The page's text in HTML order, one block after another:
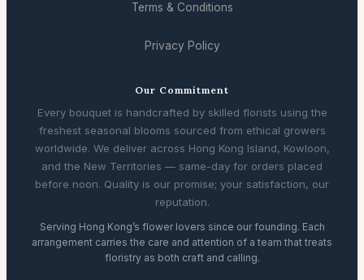
Terms & Conditions
Privacy Policy
Our Commitment
Every bouquet is handcrafted by skilled florists using the
freshest seasonal blooms sourced from ethical growers
worldwide. We deliver across Hong Kong Island, Kowloon,
and the New Territories — same-day for orders placed
before noon. Quality is our promise; your satisfaction, our
reputation.
Serving Hong Kong’s flower lovers since our founding. Each
arrangement carries the care and attention of a team that treats
floristry as both craft and calling.